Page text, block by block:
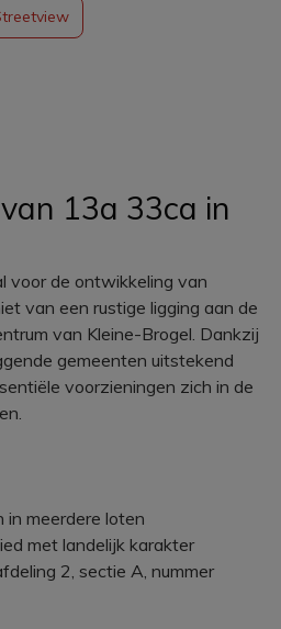
13a 33ca in
voor de ontwikkeling van
van een rustige ligging aan de
van Kleine-Brogel. Dankzij
gemeenten uitstekend
voorzieningen zich in de
meerdere loten
met landelijk karakter
2, sectie A, nummer